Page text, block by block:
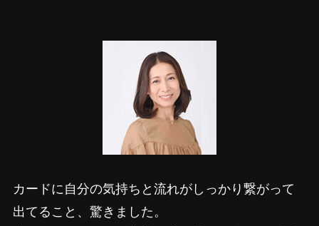
カードに自分の気持ちと流れがしっかり繋がって
出てること、驚きました。